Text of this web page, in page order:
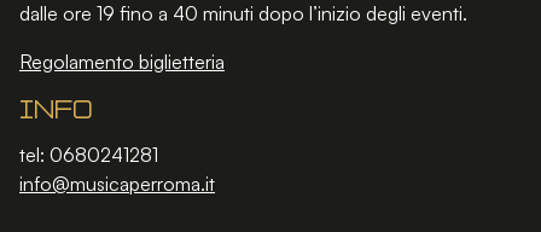
dalle ore 19 fino a 40 minuti dopo l’inizio degli eventi.
Regolamento biglietteria
Info
tel: 0680241281
info@musicaperroma.it